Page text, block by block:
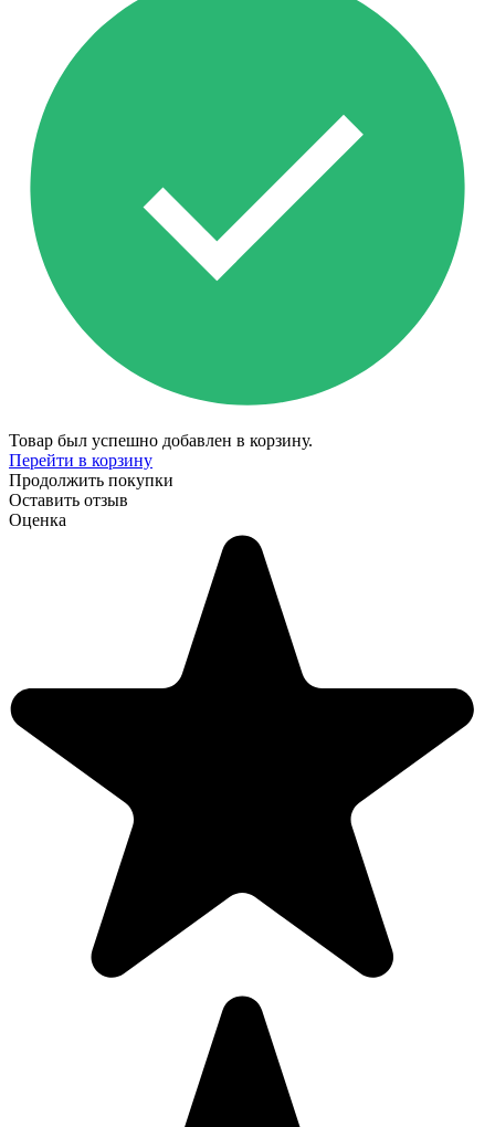
Товар был успешно добавлен в корзину.
Перейти в корзину
Продолжить покупки
Оставить отзыв
Оценка